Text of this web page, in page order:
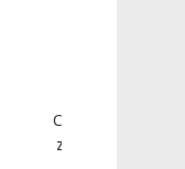
Czerwony HP 312A
zamiennik CF383A